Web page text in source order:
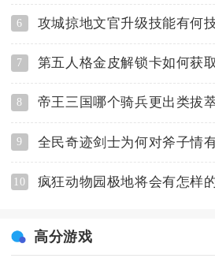
6 攻城掠地文官升级技能有何
7 第五人格金皮解锁卡如何获取
8 帝王三国哪个骑兵更出类拔
9 全民奇迹剑士为何对斧子情
10 疯狂动物园极地将会有怎样
高分游戏